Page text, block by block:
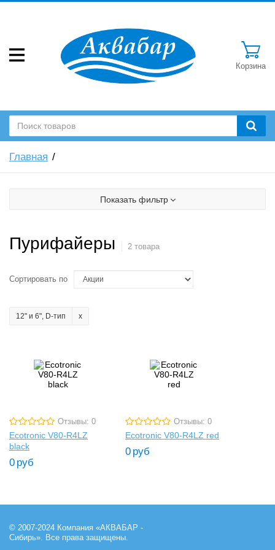
Корзина
Главная
Показать фильтр
Пурифайеры 2 товара
Сортировать по
12" и 6", D-тип
Отзывы: 0
Ecotronic V80-R4LZ
black
0 руб
Отзывы: 0
Ecotronic V80-R4LZ red
0 руб
© 2007-2024 Компания «АКВАБАР -
Сибирь». Все права защищены.